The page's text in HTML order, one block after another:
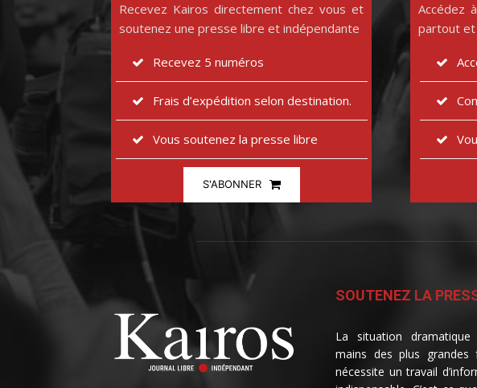
Recevez Kairos directement chez vous et
soutenez une presse libre et indépendante
Recevez 5 numéros
Frais d’expédition selon destination.
Vous soutenez la presse libre
S'ABONNER
Accédez
partout et
SOUTENEZ LA
La situation dramatique
mains des plus grandes
nécessite un travail